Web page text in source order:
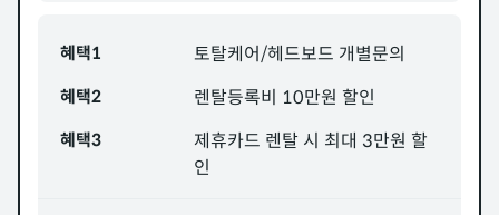
혜택1 토탈케어/헤드보드 개별문의
혜택2 렌탈등록비 10만원 할인
혜택3
제휴카드 렌탈 시 최대 3만원 할
인